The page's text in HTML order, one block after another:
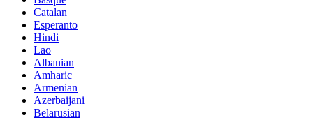
Catalan
Esperanto
Hindi
Lao
Albanian
Amharic
Armenian
Azerbaijani
Belarusian